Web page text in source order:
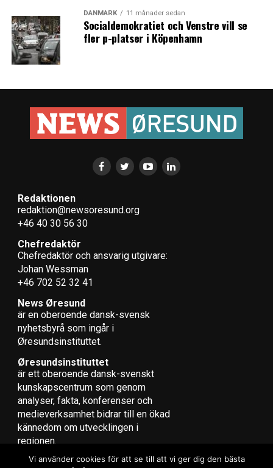
DANMARK 11 månader sedan
Socialdemokratiet och Venstre vill se
fler p-platser i Köpenhamn
Redaktionen
redaktion@newsoresund.org
+46 40 30 56 30
Chefredaktör
Chefredaktör och ansvarig utgivare:
Johan Wessman
+46 702 52 32 41
News Øresund
är en oberoende dansk-svensk
nyhets­byrå som ingår i
Øresundsinstituttet.
Øresundsinstituttet
är ett oberoende dansk-svenskt
kunskapscentrum som genom
analyser, fakta, konferenser och
medieverksamhet bidrar till en ökad
kännedom om utvecklingen i
regionen.
Vi använder cookies för att se till att vi ger dig den bästa